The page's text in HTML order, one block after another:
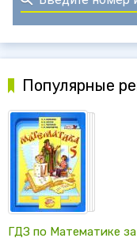
Популярные
ГДЗ по Математике